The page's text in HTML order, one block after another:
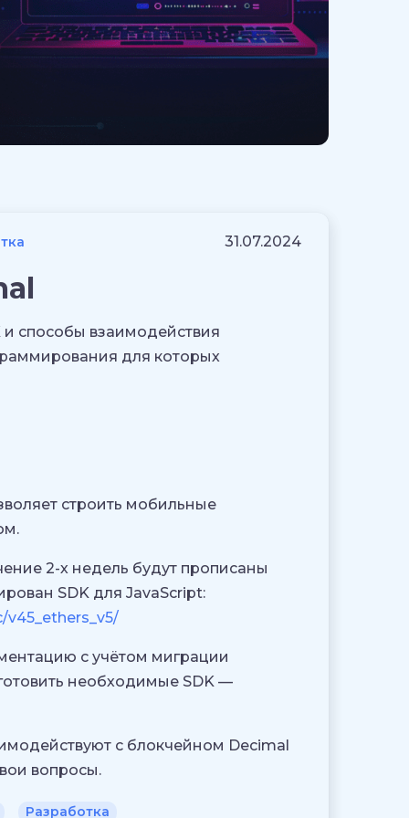
31.07.2024
способы взаимодействия
для которых
строить мобильные
2-х недель будут прописаны
SDK для JavaScript:
с учётом миграции
необходимые SDK —
с блокчейном Decimal
вопросы.
Разработка